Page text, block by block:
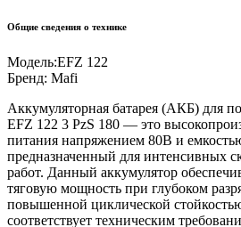
Общие сведения о технике
Модель:EFZ 122
Бренд: Mafi
Аккумуляторная батарея (АКБ) для
EFZ 122 3 PzS 180 — это
питания напряжением 80В и
предназначенный для интенсивных
работ. Данный аккумулятор
тяговую мощность при глубоком
повышенной циклической
соответствует техническим